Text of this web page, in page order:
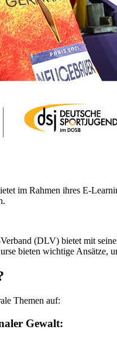
im Rahmen ihres E-
(DLV) bietet mit
bieten wichtige Ansätze,
Themen auf:
Gewalt: